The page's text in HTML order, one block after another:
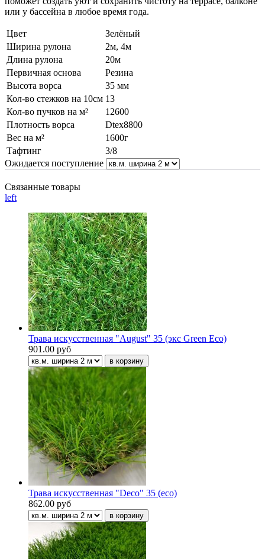
или у бассейна в любое время года.
Цвет
Зелёный
Ширина рулона
2м, 4м
Длина рулона
20м
Первичная основа
Резина
Высота ворса
35 мм
Кол-во стежков на 10см 13
Кол-во пучков на м²
12600
Плотность ворса
Dtex8800
Вес на м²
1600г
Тафтинг
3/8
Ожидается поступление
Связанные товары
left
Трава искусственная "August" 35 (экс Green Eco)
901.00 руб
Трава искусственная "Deco" 35 (eco)
862.00 руб